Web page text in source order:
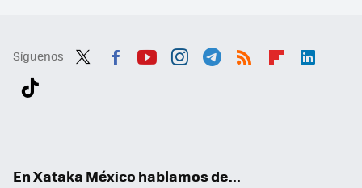
Síguenos
En Xataka México hablamos de...